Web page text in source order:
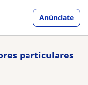
Anúnciate
particulares